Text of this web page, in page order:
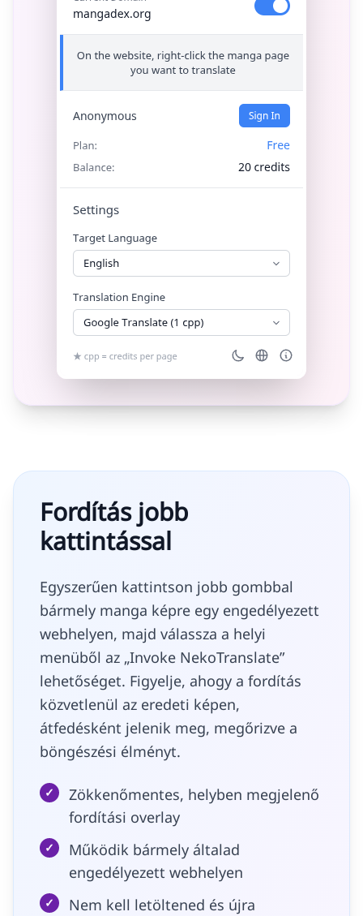
Fordítás jobb
kattintással
Egyszerűen kattintson jobb gombbal
bármely manga képre egy engedélyezett
webhelyen, majd válassza a helyi
menüből az „Invoke NekoTranslate”
lehetőséget. Figyelje, ahogy a fordítás
közvetlenül az eredeti képen,
átfedésként jelenik meg, megőrizve a
böngészési élményt.
✓
Zökkenőmentes, helyben megjelenő
fordítási overlay
✓
Működik bármely általad
engedélyezett webhelyen
✓ Nem kell letöltened és újra